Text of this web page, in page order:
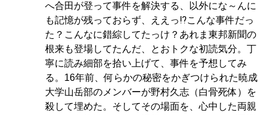
へ合田が登って事件を解決する、以外にな～んに
も記憶が残っておらず、ええっ⁉こんな事件だっ
た？こんなに錯綜してたっけ？あれま東邦新聞の
根来も登場してたんだ、とおトクな初読気分。丁
寧に読み細部を拾い上げて、事件を予想してみ
る。16年前、何らかの秘密をかぎつけられた暁成
大学山岳部のメンバーが野村久志（白骨死体）を
殺して埋めた。そしてその場面を、心中した両親